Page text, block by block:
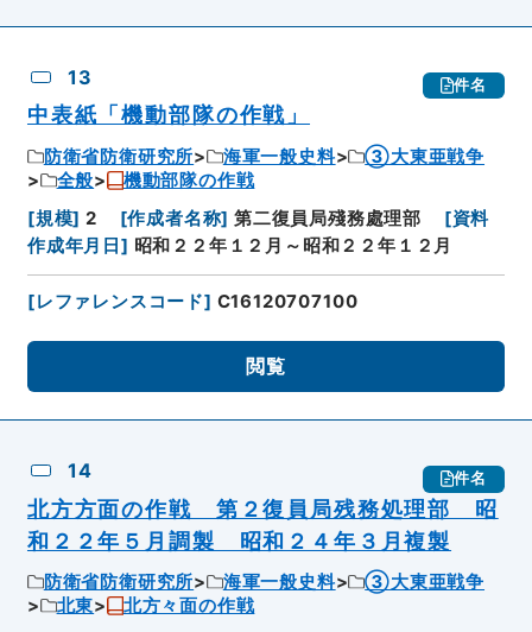
13 件名
中表紙「機動部隊の作戦」
防衛省防衛研究所 海軍一般史料
③大東亜戦争
全般
機動部隊の作戦
[規模] 2 [作成者名称] 第二復員局殘務處理部 [資料
作成年月日 ] 昭和２２年１２月～昭和２２年１２月
[レファレンスコード] C16120707100
閲覧
14 件名
北方方面の作戦 第２復員局残務処理部 昭
和２２年５月調製 昭和２４年３月複製
防衛省防衛研究所 海軍一般史料
③大東亜戦争
北東
北方々面の作戦